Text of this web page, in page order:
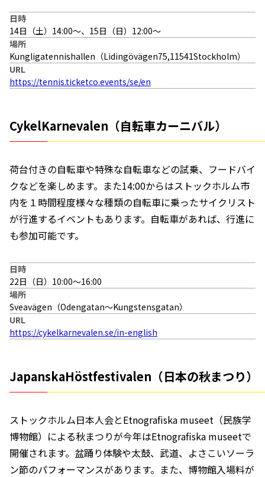
日時
14日（土）14:00〜、15日（日）12:00〜
場所
Kungligatennishallen（Lidingövägen75,11541Stockholm）
URL
https://tennis.ticketco.events/se/en
CykelKarnevalen（自転車カーニバル）
荷台付きの自転車や特殊な自転車などの試乗、フードバイ
クなどを楽しめます。また14:00からはストックホルム市
内を１時間程度様々な種類の自転車に乗ったサイクリスト
が行進するイベントもあります。自転車があれば、行進に
も参加可能です。
日時
22日（日）10:00〜16:00
場所
Sveavägen（Odengatan〜Kungstensgatan）
URL
https://cykelkarnevalen.se/in-english
JapanskaHöstfestivalen（日本の秋まつり）
ストックホルム日本人会とEtnografiska museet（民族学
博物館）による秋まつりが今年はEtnografiska museetで
開催されます。盆踊り体験や太鼓、武道、よさこいソーラ
ン節のパフォーマンスがあります。また、博物館入場料が